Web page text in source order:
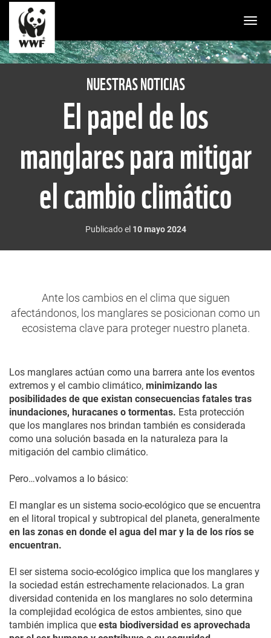
NUESTRAS NOTICIAS
El papel de los
manglares para mitigar
el cambio climático
Publicado el 10 mayo 2024
Ante los cambios en el clima que siguen
afectándonos, los manglares se posicionan como un
ecosistema clave para proteger nuestro planeta.
Los manglares actúan como una barrera ante los eventos
extremos y el cambio climático, minimizando las
posibilidades de que existan consecuencias fatales tras
inundaciones, huracanes o tormentas. Esta protección
que los manglares nos brindan también es considerada
como una solución basada en la naturaleza para la
mitigación del cambio climático.
Pero…volvamos a lo básico:
El manglar es un sistema socio-ecológico que se encuentra
en el litoral tropical y subtropical del planeta, generalmente
en las zonas en donde el agua del mar y la de los ríos se
encuentran.
El ser sistema socio-ecológico implica que los manglares y
la sociedad están estrechamente relacionados. La gran
diversidad contenida en los manglares no solo determina
la complejidad ecológica de estos ambientes, sino que
también implica que esta biodiversidad es aprovechada